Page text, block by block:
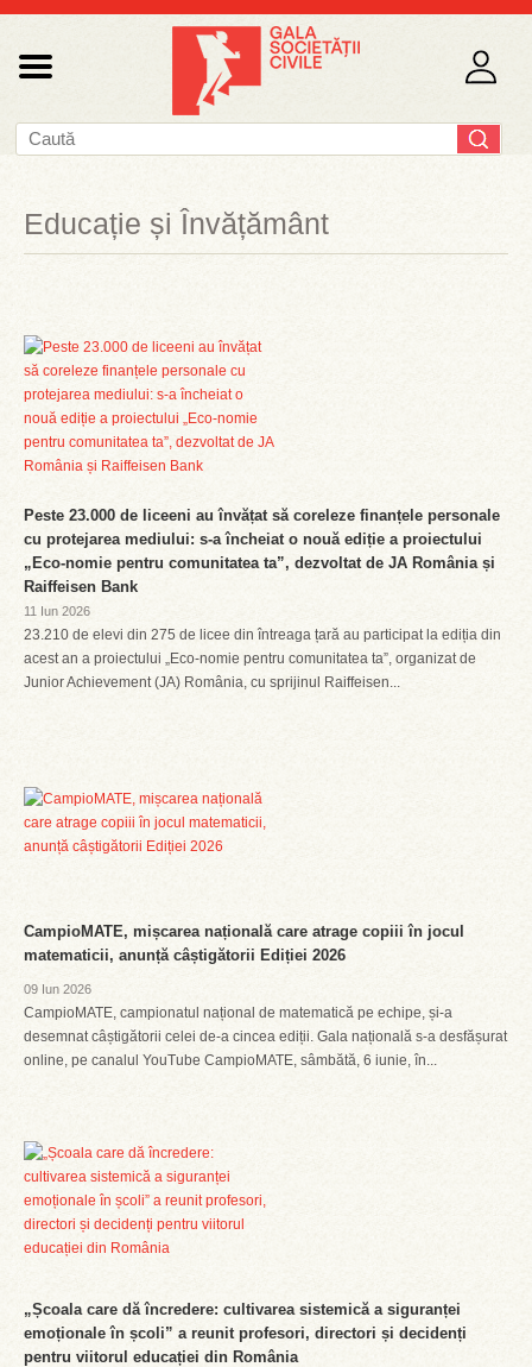
Educație și Învățământ
Peste 23.000 de liceeni au învățat să coreleze finanțele personale
cu protejarea mediului: s-a încheiat o nouă ediție a proiectului
„Eco-nomie pentru comunitatea ta”, dezvoltat de JA România și
Raiffeisen Bank
11 Iun 2026
23.210 de elevi din 275 de licee din întreaga țară au participat la ediția din
acest an a proiectului „Eco-nomie pentru comunitatea ta”, organizat de
Junior Achievement (JA) România, cu sprijinul Raiffeisen...
CampioMATE, mișcarea națională care atrage copiii în jocul
matematicii, anunță câștigătorii Ediției 2026
09 Iun 2026
CampioMATE, campionatul național de matematică pe echipe, și-a
desemnat câștigătorii celei de-a cincea ediții. Gala națională s-a desfășurat
online, pe canalul YouTube CampioMATE, sâmbătă, 6 iunie, în...
„Școala care dă încredere: cultivarea sistemică a siguranței
emoționale în școli” a reunit profesori, directori și decidenți
pentru viitorul educației din România